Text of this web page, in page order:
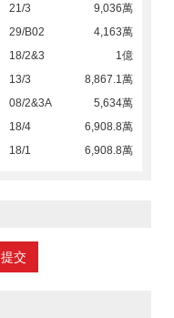
21/3
9,036萬
29/B02
4,163萬
18/2&3
1億
13/3
8,867.1萬
08/2&3A
5,634萬
18/4
6,908.8萬
18/1 6,908.8萬
提交